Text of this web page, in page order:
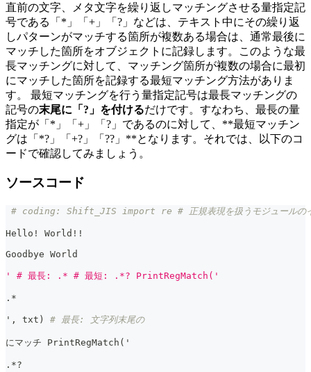
直前の文字、メタ文字を繰り返しマッチングさせる量指定記
号である「*」「+」「?」などは、テキスト中にその繰り返
しパターンがマッチする箇所が複数ある場合は、通常最後に
マッチした箇所をオブジェクトに記録します。このような最
長マッチングに対して、マッチング箇所が複数の場合に最初
にマッチした箇所を記録する最短マッチング方法がありま
す。 最短マッチングを行う量指定記号は最長マッチングの
記号の末尾に「?」を付けるだけです。すなわち、最長の量
指定が「*」「+」「?」であるのに対して、**最短マッチン
グは「*?」「+?」「??」**となります。それでは、以下のコ
ードで確認してみましょう。
ソースコード
# coding: Shift_JIS import re # 正規表現を扱うモジュー
Hello! World!!
Goodbye World
' # 最長: .* # 最短: .*? PrintRegMatch('
. *
' , txt ) # 最長: 文字列末尾の
にマッチ PrintRegMatch ( '
. *?